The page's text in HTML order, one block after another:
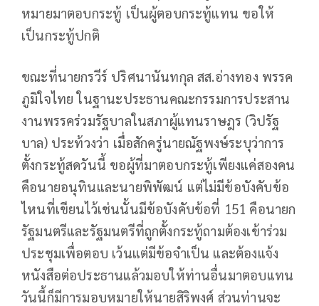
หมายมาตอบกระทู้ เป็นผู้ตอบกระทู้แทน ขอให้
เป็นกระทู้ปกติ
ขณะที่นายกรวีร์ ปริศนานันทกุล สส.อ่างทอง พรรค
ภูมิใจไทย ในฐานะประธานคณะกรรมการประสาน
งานพรรคร่วมรัฐบาลในสภาผู้แทนราษฎร (วิปรัฐ
บาล) ประท้วงว่า เมื่อสักครู่นายณัฐพงษ์ระบุว่าการ
ตั้งกระทู้สดวันนี้ ขอผู้ที่มาตอบกระทู้เพียงแค่สองคน
คือนายอนุทินและนายพิพัฒน์ แต่ไม่มีข้อบังคับข้อ
ไหนที่เขียนไว้เช่นนั้นมีข้อบังคับข้อที่ 151 คือนายก
รัฐมนตรีและรัฐมนตรีที่ถูกตั้งกระทู้ถามต้องเข้าร่วม
ประชุมเพื่อตอบ เว้นแต่มีข้อจำเป็น และต้องแจ้ง
หนังสือต่อประธานแล้วมอบให้ท่านอื่นมาตอบแทน
วันนี้ก็มีการมอบหมายให้นายสิริพงศ์ ส่วนท่านจะ